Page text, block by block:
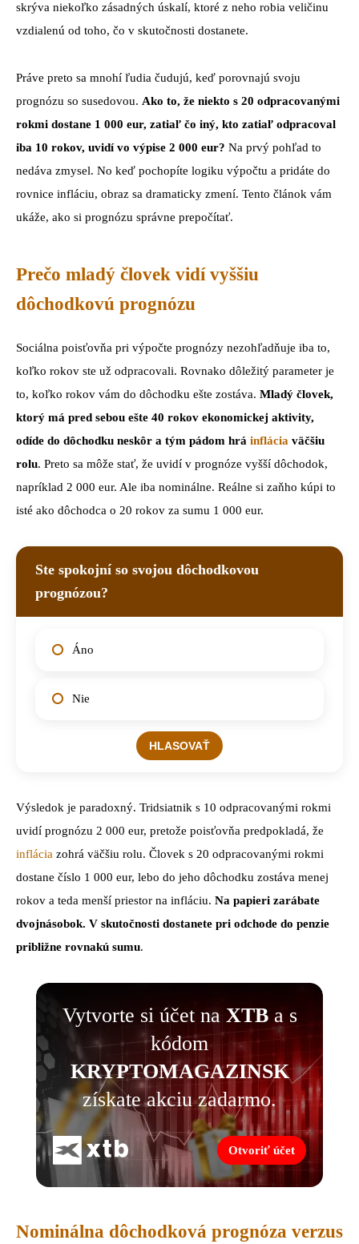
skrýva niekoľko zásadných úskalí, ktoré z neho robia veličinu
vzdialenú od toho, čo v skutočnosti dostanete.
Práve preto sa mnohí ľudia čudujú, keď porovnajú svoju
prognózu so susedovou. Ako to, že niekto s 20 odpracovanými
rokmi dostane 1 000 eur, zatiaľ čo iný, kto zatiaľ odpracoval
iba 10 rokov, uvidí vo výpise 2 000 eur? Na prvý pohľad to
nedáva zmysel. No keď pochopíte logiku výpočtu a pridáte do
rovnice infláciu, obraz sa dramaticky zmení. Tento článok vám
ukáže, ako si prognózu správne prepočítať.
Prečo mladý človek vidí vyššiu
dôchodkovú prognózu
Sociálna poisťovňa pri výpočte prognózy nezohľadňuje iba to,
koľko rokov ste už odpracovali. Rovnako dôležitý parameter je
to, koľko rokov vám do dôchodku ešte zostáva. Mladý človek,
ktorý má pred sebou ešte 40 rokov ekonomickej aktivity,
odíde do dôchodku neskôr a tým pádom hrá inflácia väčšiu
rolu. Preto sa môže stať, že uvidí v prognóze vyšší dôchodok,
napríklad 2 000 eur. Ale iba nominálne. Reálne si zaňho kúpi to
isté ako dôchodca o 20 rokov za sumu 1 000 eur.
Ste spokojní so svojou dôchodkovou
prognózou?
Áno
Nie
Výsledok je paradoxný. Tridsiatnik s 10 odpracovanými rokmi
uvidí prognózu 2 000 eur, pretože poisťovňa predpokladá, že
inflácia zohrá väčšiu rolu. Človek s 20 odpracovanými rokmi
dostane číslo 1 000 eur, lebo do jeho dôchodku zostáva menej
rokov a teda menší priestor na infláciu. Na papieri zarábate
dvojnásobok. V skutočnosti dostanete pri odchode do penzie
približne rovnakú sumu.
Vytvorte si účet na XTBa s
kódom
KRYPTOMAGAZINSK
získate akciu zadarmo.
Otvoriť účet
Nominálna dôchodková prognóza verzus